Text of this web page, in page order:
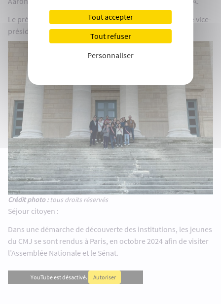
Tout accepter
Tout refuser
Personnaliser
Le président, pour le mandat 2023-2025, est Grégori et le vice-
président Adrien.
Crédit photo :tous droits réservés
Séjour citoyen :
Dans une démarche de découverte des institutions, les jeunes
du CMJ se sont rendus à Paris, en octobre 2024 afin de visiter
l’Assemblée Nationale et le Sénat.
YouTube est désactivé. Autoriser